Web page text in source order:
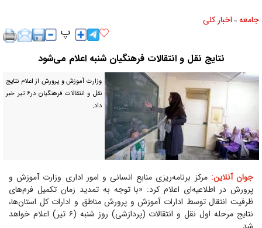
جامعه » اخبار كلی
نتایج نقل و انتقالات فرهنگیان شنبه اعلام می‌شود
وزارت آموزش و پرورش از اعلام نتایج
نقل و انتقالات فرهنگیان در۶ تیر خبر
داد.
جوان آنلاین: مرکز برنامه‌ریزی منابع انسانی و امور اداری وزارت آموزش و
پرورش در اطلاعیه‌ای اعلام کرد: «با توجه به تمدید زمان تکمیل فرم‌های
ظرفیت انتقال توسط ادارات آموزش و پرورش مناطق و ادارات کل استان‌ها،
نتایج مرحله اول نقل و انتقالات (پردازشی) روز شنبه (۶ تیر) اعلام خواهد